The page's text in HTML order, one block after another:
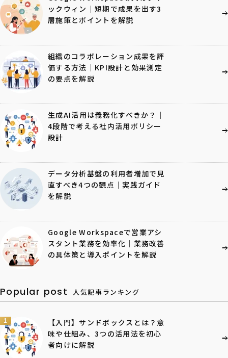
ックウィン｜短期で成果を出す3
層施策とポイントを解説
組織のコラボレーション成果を評
価する方法｜KPI設計と効果測定
の要点を解説
生成AI活用は義務化すべきか？｜
4段階で考える社内活用ポリシー
設計
データ分析基盤の利用者増加で見
直すべき4つの観点｜実践ガイド
を解説
Google Workspaceで営業アシ
スタント業務を効率化｜業務改善
の具体策と導入ポイントを解説
Popular post 人気記事ランキング
1
【入門】サンドボックスとは？意
味や仕組み、3つの活用法を初心
者向けに解説